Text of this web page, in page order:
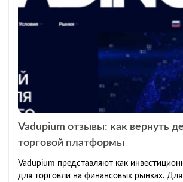
Vadupium отзывы: как вернуть
торговой платформы
Vadupium представляют как
для торговли на финансовых рынках.